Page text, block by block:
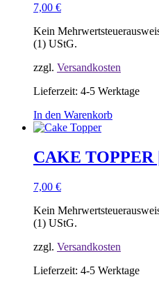
7,00 €
Kein
(1) UStG.
zzgl. Versandkosten
Lieferzeit: 4-5 Werktage
In den Warenkorb
CAKE TOPPER
7,00 €
Kein
(1) UStG.
zzgl. Versandkosten
Lieferzeit: 4-5 Werktage